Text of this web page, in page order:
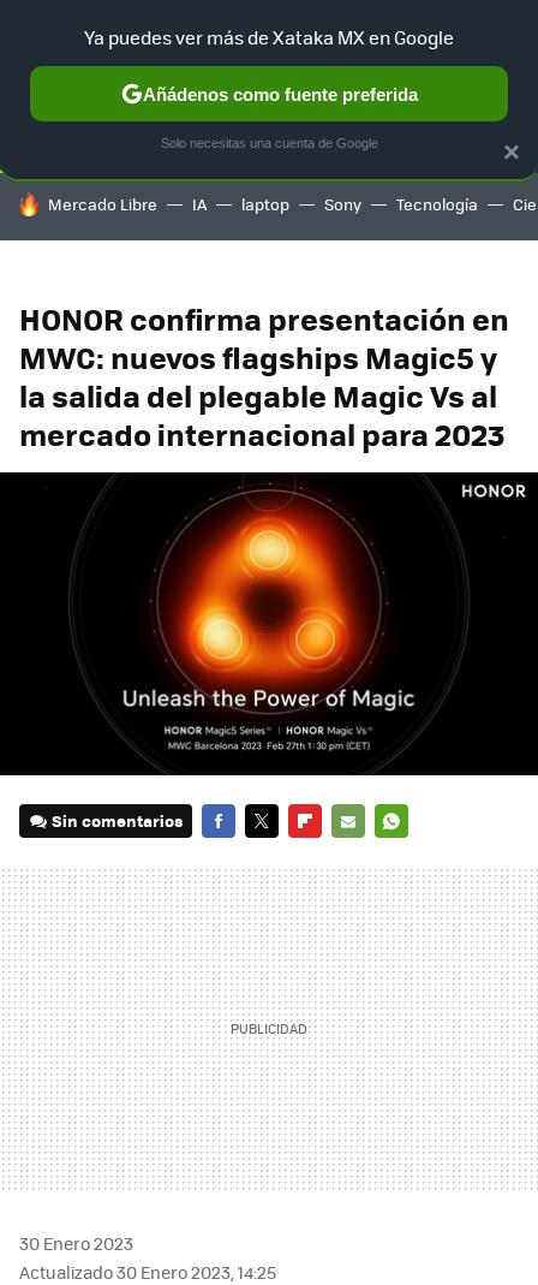
SELECCIÓN GAMING HOME AUTO TERRITORIO
HOY SE HABLA DE
Mercado Libre IA laptop Sony Tecnología
HONOR confirma presentación en
MWC: nuevos flagships Magic5 y
la salida del plegable Magic Vs al
mercado internacional para 2023
Sin comentarios
MAIL
30 Enero 2023
Actualizado 30 Enero 2023, 14:25
×
Ya puedes ver más de Xataka MX en Google
Añádenos como fuente preferida
Solo necesitas una cuenta de Google